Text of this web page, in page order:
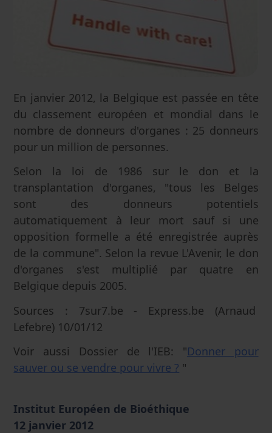
En janvier 2012, la Belgique est passée en tête
du classement européen et mondial dans le
nombre de donneurs d'organes : 25 donneurs
pour un million de personnes.
Selon la loi de 1986 sur le don et la
transplantation d'organes, "tous les Belges
sont des donneurs potentiels
automatiquement à leur mort sauf si une
opposition formelle a été enregistrée auprès
de la commune". Selon la revue L'Avenir, le don
d'organes s'est multiplié par quatre en
Belgique depuis 2005.
Sources : 7sur7.be - Express.be (Arnaud
Lefebre) 10/01/12
Voir aussi Dossier de l'IEB: "Donner pour
sauver ou se vendre pour vivre ? "
Institut Européen de Bioéthique
12 janvier 2012